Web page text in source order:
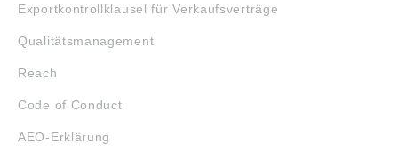
Exportkontrollklausel für Verkaufsverträge
Qualitätsmanagement
Reach
Code of Conduct
AEO-Erklärung